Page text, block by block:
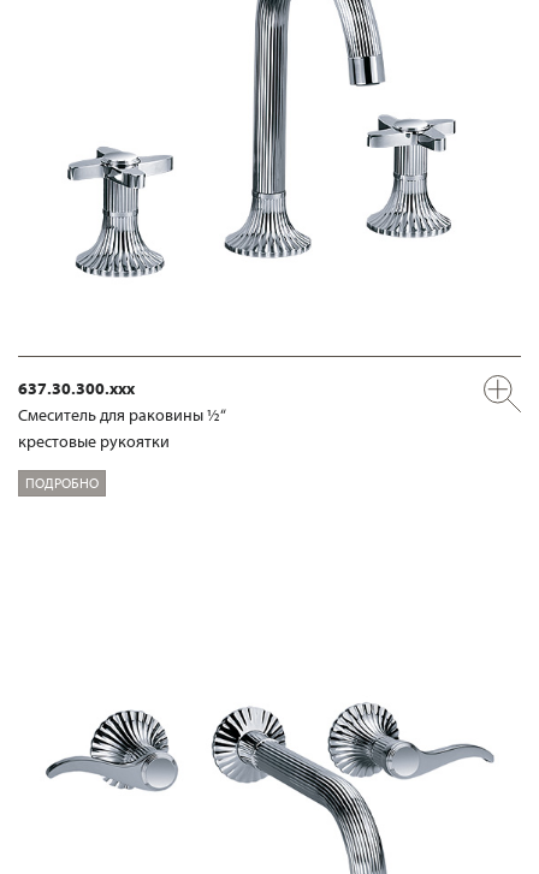
637.30.300.xxx
Смеситель для раковины ½“
крестовые рукоятки
ПОДРОБНО